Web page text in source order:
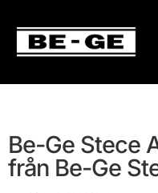
Be-Ge Stece
från Be-Ge